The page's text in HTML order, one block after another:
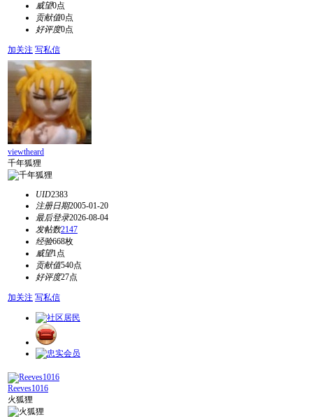
威望0点
贡献值0点
好评度0点
加关注 写私信
viewtheard
千年狐狸
UID2383
注册日期2005-01-20
最后登录2026-08-04
发帖数2147
经验668枚
威望1点
贡献值540点
好评度27点
加关注 写私信
Reeves1016
火狐狸